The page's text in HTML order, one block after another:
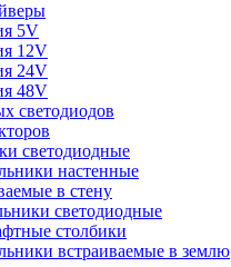
5V
12V
24V
48V
светодиодов
светодиодные
настенные
в стену
светодиодные
столбики
встраиваемые в землю